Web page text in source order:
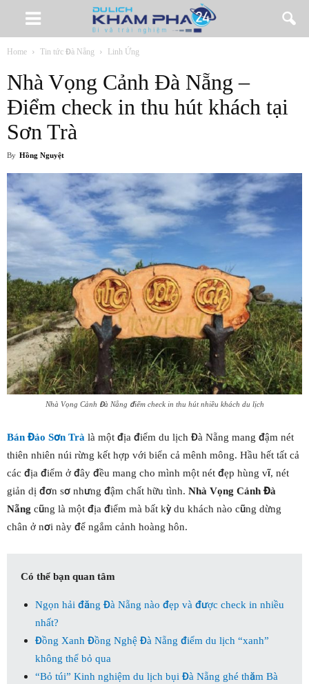
Home Tin tức Đà Nẵng Linh Ứng
Nhà Vọng Cảnh Đà Nẵng –
Điểm check in thu hút khách tại
Sơn Trà
By Hồng Nguyệt
Nhà Vọng Cảnh Đà Nẵng điểm check in thu hút nhiều khách du lịch
Bán Đảo Sơn Trà là một địa điểm du lịch Đà Nẵng mang đậm nét
thiên nhiên núi rừng kết hợp với biển cả mênh mông. Hầu hết tất cả
các địa điểm ở đây đều mang cho mình một nét đẹp hùng vĩ, nét
giản dị đơn sơ nhưng đậm chất hữu tình. Nhà Vọng Cảnh Đà
Nẵng cũng là một địa điểm mà bất kỳ du khách nào cũng dừng
chân ở nơi này để ngắm cảnh hoàng hôn.
Có thể bạn quan tâm
Ngọn hải đăng Đà Nẵng nào đẹp và được check in nhiều
nhất?
Đồng Xanh Đồng Nghệ Đà Nẵng điểm du lịch “xanh”
không thể bỏ qua
“Bỏ túi” Kinh nghiệm du lịch bụi Đà Nẵng ghé thăm Bà